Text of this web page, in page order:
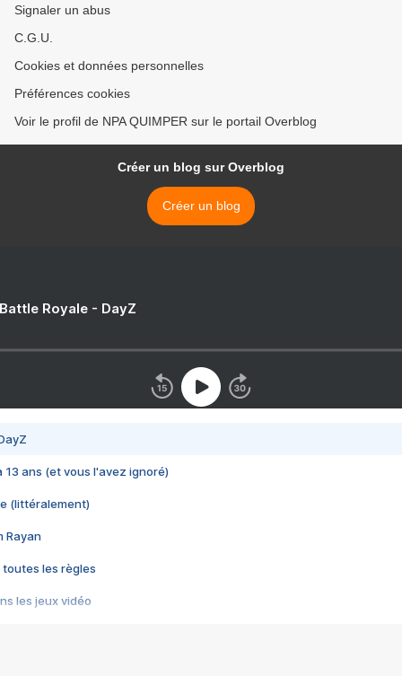
Signaler un abus
C.G.U.
Cookies et données personnelles
Préférences cookies
Voir le profil de NPA QUIMPER sur le portail Overblog
Créer un blog sur Overblog
Créer un blog
Royale - DayZ
13 ans (et vous l'avez ignoré)
(littéralement)
Rayan
toutes les règles
les jeux vidéo